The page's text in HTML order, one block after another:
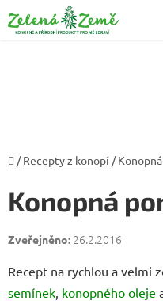
na
obsah
Domů
/ Recepty z konopí /
Konopná
26.2.2016
Recept na rychlou a velmi
semínek konopného oleje